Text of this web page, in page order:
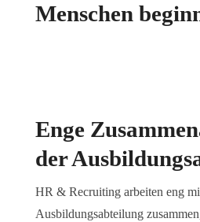
Menschen
Enge
der
HR & Recruiting arbeiten eng
Ausbildungsabteilung